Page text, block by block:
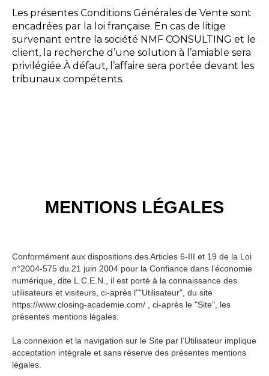
Les présentes Conditions Générales de Vente sont
encadrées par la loi française. En cas de litige
survenant entre la société NMF CONSULTING et le
client, la recherche d’une solution à l’amiable sera
privilégiée.À défaut, l’affaire sera portée devant les
tribunaux compétents.
MENTIONS LÉGALES
Conformément aux dispositions des Articles 6-III et 19 de la Loi
n°2004-575 du 21 juin 2004 pour la Confiance dans l’économie
numérique, dite L.C.E.N., il est porté à la connaissance des
utilisateurs et visiteurs, ci-après l""Utilisateur", du site
https://www.closing-academie.com/ , ci-après le "Site", les
présentes mentions légales.
La connexion et la navigation sur le Site par l’Utilisateur implique
acceptation intégrale et sans réserve des présentes mentions
légales.